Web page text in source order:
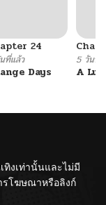
24
ที่แล้ว
Days
5 วันที่
A
ทิงเท่านั้นและไม่มี
รโฆษณาหรือลิงก์